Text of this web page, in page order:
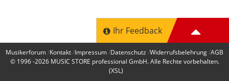
Ihr Feedback
Musikerforum Kontakt Impressum Datenschutz Widerrufsbelehrung AGB
© 1996 -2026 MUSIC STORE professional GmbH. Alle Rechte vorbehalten.
(XSL)